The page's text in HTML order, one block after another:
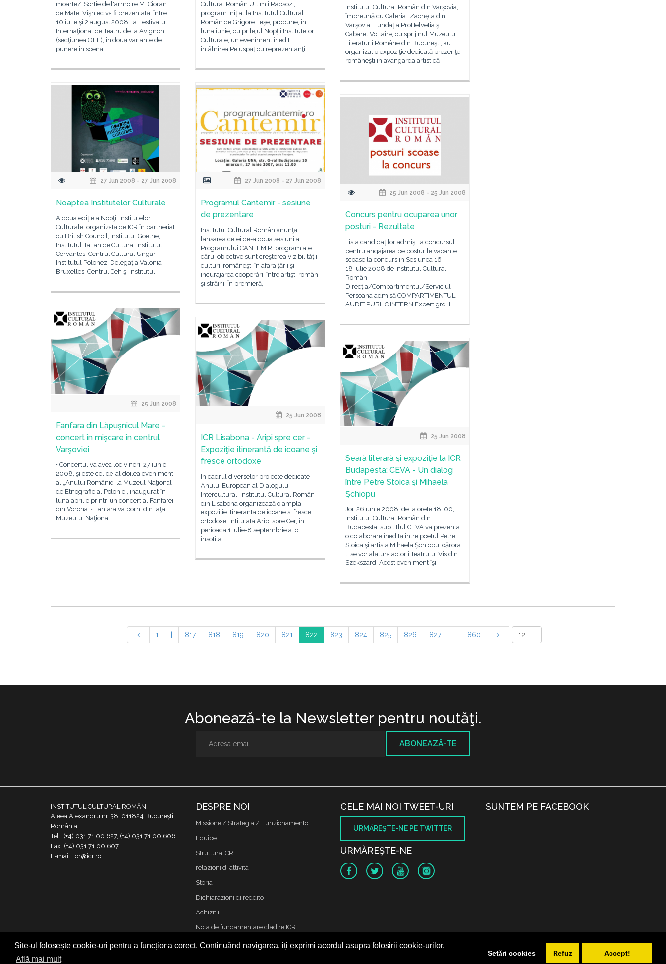
Site-ul folosește cookie-uri pentru a funcționa corect. Continuând navigarea, iți exprimi acordul asupra folosirii cookie-urilor.
Află mai mult
Setări cookies Refuz Accept!
moarte/„Sortie de l'armoire M. Cioran
de Matei Vişniec va fi prezentată, între
10 iulie şi 2 august 2008, la Festivalul
Internaţional de Teatru de la Avignon
(secţiunea OFF), în două variante de
punere în scenă:
Institutul Cultural Român din Varşovia,
împreună cu Galeria „Zachęta din
Varşovia, Fundaţia ProHelvetia şi
Cabaret Voltaire, cu sprijinul Muzeului
Literaturii Române din Bucureşti, au
organizat o expoziţie dedicată prezenţei
româneşti în avangarda artistică
Cultural Român Ultimii Rapsozi,
program iniţiat la Institutul Cultural
Român de Grigore Leşe, propune, în
luna iunie, cu prilejul Nopţii Institutelor
Culturale, un eveniment inedit:
întâlnirea Pe uspăţ cu reprezentanţii
27 Jun 2008 - 27 Jun 2008
Noaptea Institutelor Culturale
A doua ediţie a Nopţii Institutelor
Culturale, organizată de ICR în partneriat
cu British Council, Institutul Goethe,
Institutul Italian de Cultura, Institutul
Cervantes, Centrul Cultural Ungar,
Institutul Polonez, Delegaţia Valonia-
Bruxelles, Centrul Ceh şi Institutul
27 Jun 2008 - 27 Jun 2008
Programul Cantemir - sesiune
de prezentare
Institutul Cultural Român anunţă
lansarea celei de-a doua sesiuni a
Programului CANTEMIR, program ale
cărui obiective sunt creşterea vizibilităţii
culturii româneşti în afara ţării şi
încurajarea cooperării între artişti români
şi străini. În premieră,
25 Jun 2008 - 25 Jun 2008
Concurs pentru ocuparea unor
posturi - Rezultate
Lista candidaţilor admişi la concursul
pentru angajarea pe posturile vacante
scoase la concurs în Sesiunea 16 –
18 iulie 2008 de Institutul Cultural
Român
Direcţia/Compartimentul/Serviciul
Persoana admisă COMPARTIMENTUL
AUDIT PUBLIC INTERN Expert grd. I:
25 Jun 2008
Fanfara din Lăpuşnicul Mare -
concert în mişcare în centrul
Varşoviei
• Concertul va avea loc vineri, 27 iunie
2008, şi este cel de-al doilea eveniment
al „Anului României la Muzeul Naţional
de Etnografie al Poloniei, inaugurat în
luna aprilie printr-un concert al Fanfarei
din Vorona. • Fanfara va porni din faţa
Muzeului Naţional
25 Jun 2008
ICR Lisabona - Aripi spre cer -
Expoziţie itinerantă de icoane şi
fresce ortodoxe
In cadrul diverselor proiecte dedicate
Anului European al Dialogului
Intercultural, Institutul Cultural Român
din Lisabona organizează o ampla
expozitie itineranta de icoane si fresce
ortodoxe, intitulata Aripi spre Cer, in
perioada 1 iulie-8 septembrie a. c. ,
insotita
25 Jun 2008
Seară literară şi expoziţie la ICR
Budapesta: CEVA - Un dialog
între Petre Stoica şi Mihaela
Şchiopu
Joi, 26 iunie 2008, de la orele 18. 00,
Institutul Cultural Român din
Budapesta, sub titlul CEVA va prezenta
o colaborare inedită între poetul Petre
Stoica şi artista Mihaela Şchiopu, cărora
li se vor alătura actorii Teatrului Vis din
Szekszárd. Acest eveniment îşi
1 817 818 819 820 821 822 823 824 825 826 827 860
Abonează-te la Newsletter pentru noutăţi.
ABONEAZĂ-TE
INSTITUTUL CULTURAL ROMÂN
Aleea Alexandru nr. 38, 011824 București,
România
Tel.: (+4) 031 71 00 627, (+4) 031 71 00 606
Fax: (+4) 031 71 00 607
E-mail: icr@icr.ro
DESPRE NOI
Missione / Strategia / Funzionamento
Equipe
Struttura ICR
relazioni di attività
Storia
Dichiarazioni di reddito
Achizitii
Nota de fundamentare cladire ICR
Contatto
CELE MAI NOI TWEET-URI
URMĂREŞTE-NE PE TWITTER
URMĂREŞTE-NE
SUNTEM PE FACEBOOK